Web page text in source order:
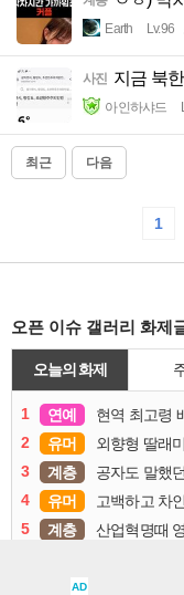
Earth Lv.96
사진 지금 북
아인하샤드
최근 다음
1
오픈 이슈 갤러리 화제
오늘의 화제
1 연예 현역 최고령
2
유머 외향형 딸래
3
계층 공자도 말했
4
유머 고백하고 차
5
계층 산업혁명때
연예AD